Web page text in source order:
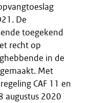
De
toegekend
recht op
in de
Met
CAF 11 en
augustus 2020